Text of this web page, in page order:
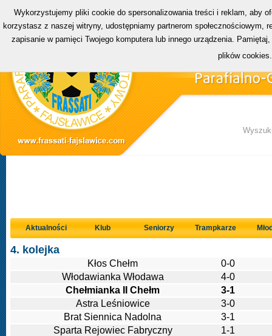
Aktualności Klub Seniorzy Trampkarze
4. kolejka
Kłos Chełm
0-0
Włodawianka Włodawa
4-0
Chełmianka II Chełm
3-1
Astra Leśniowice
3-0
Brat Siennica Nadolna
3-1
Sparta Rejowiec Fabryczny
1-1
Wykorzystujemy pliki cookie do spersonalizowania treści i reklam, aby
korzystasz z naszej witryny, udostępniamy partnerom
zapisanie w pamięci Twojego komputera lub innego urządzenia.
plików